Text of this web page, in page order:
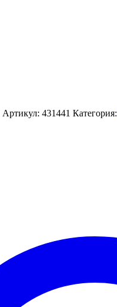
Артикул: 431441 Категория: